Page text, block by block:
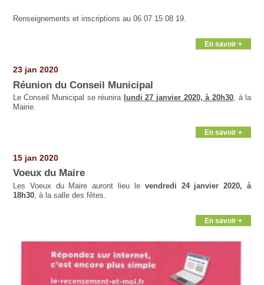
Renseignements et inscriptions au 06 07 15 08 19.
En savoir +
23 jan 2020
Réunion du Conseil Municipal
Le Conseil Municipal se réunira lundi 27 janvier 2020, à 20h30, à la
Mairie.
En savoir +
15 jan 2020
Voeux du Maire
Les Voeux du Maire auront lieu le vendredi 24 janvier 2020, à
18h30, à la salle des fêtes.
En savoir +